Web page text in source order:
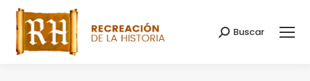
Buscar:
Buscar